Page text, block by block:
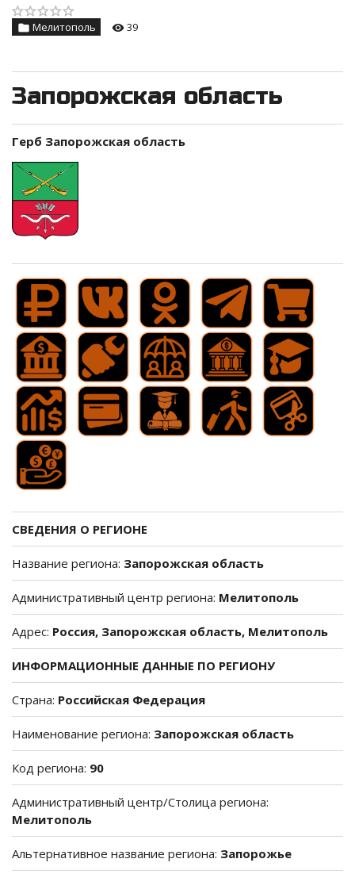
Мелитополь 39
Запорожская область
Герб Запорожская область
СВЕДЕНИЯ О РЕГИОНЕ
Название региона: Запорожская область
Административный центр региона: Мелитополь
Адрес: Россия, Запорожская область, Мелитополь
ИНФОРМАЦИОННЫЕ ДАННЫЕ ПО РЕГИОНУ
Страна: Российская Федерация
Наименование региона: Запорожская область
Код региона: 90
Административный центр/Столица региона:
Мелитополь
Альтернативное название региона: Запорожье